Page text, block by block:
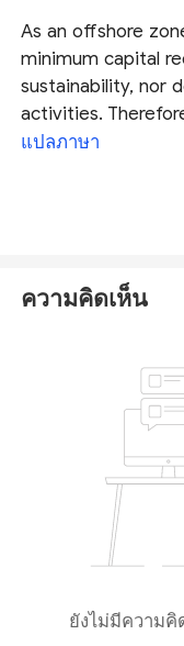
As an offshore
minimum capital
sustainability, nor
activities.
brokers don't
operation,
them as the
We would
แปลภาษา
ความคิดเห็น
ยังไม่มีความคิ